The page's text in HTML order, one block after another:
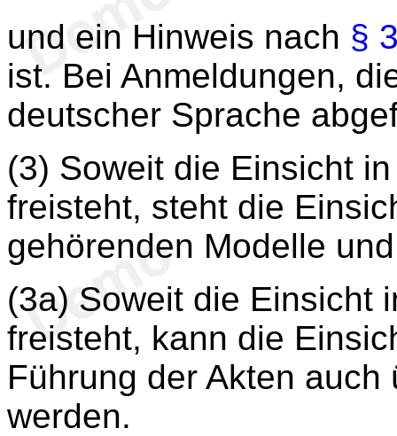
und ein Hinweis nach §
ist. Bei Anmeldungen,
deutscher Sprache
(3) Soweit die Einsicht
freisteht, steht die
gehörenden Modelle
(3a) Soweit die Einsicht
freisteht, kann die
Führung der Akten
werden.